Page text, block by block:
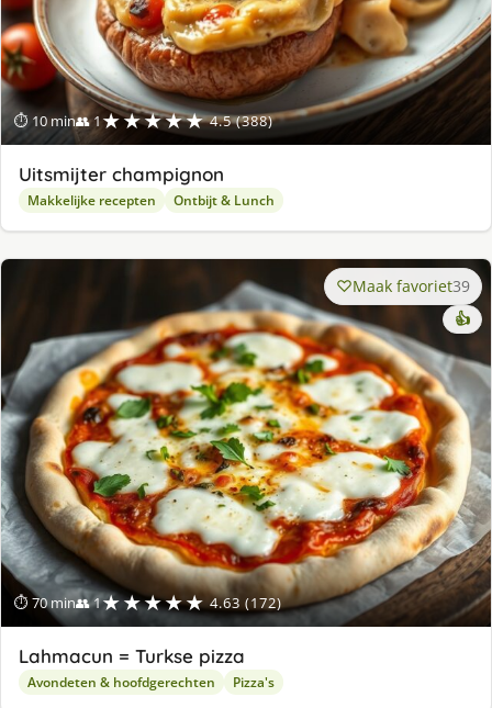
⏱ 10 min👥 1★★★★★ 4.5 (388)
Uitsmijter champignon
Makkelijke recepten Ontbijt & Lunch
⏱ 70 min👥 1★★★★★ 4.63 (172)
Maak favoriet39
👍
Lahmacun = Turkse pizza
Avondeten & hoofdgerechten Pizza's